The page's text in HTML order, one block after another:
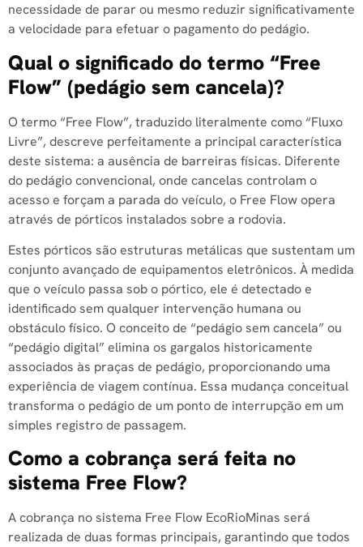
necessidade de parar ou mesmo reduzir significativamente
a velocidade para efetuar o pagamento do pedágio.
Qual o significado do termo “Free
Flow” (pedágio sem cancela)?
O termo “Free Flow”, traduzido literalmente como “Fluxo
Livre”, descreve perfeitamente a principal característica
deste sistema: a ausência de barreiras físicas. Diferente
do pedágio convencional, onde cancelas controlam o
acesso e forçam a parada do veículo, o Free Flow opera
através de pórticos instalados sobre a rodovia.
Estes pórticos são estruturas metálicas que sustentam um
conjunto avançado de equipamentos eletrônicos. À medida
que o veículo passa sob o pórtico, ele é detectado e
identificado sem qualquer intervenção humana ou
obstáculo físico. O conceito de “pedágio sem cancela” ou
“pedágio digital” elimina os gargalos historicamente
associados às praças de pedágio, proporcionando uma
experiência de viagem contínua. Essa mudança conceitual
transforma o pedágio de um ponto de interrupção em um
simples registro de passagem.
Como a cobrança será feita no
sistema Free Flow?
A cobrança no sistema Free Flow EcoRioMinas será
realizada de duas formas principais, garantindo que todos